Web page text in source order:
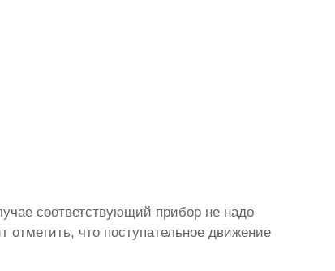
соответствующий прибор не надо
отметить, что поступательное движение